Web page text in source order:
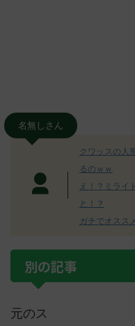
名無しさん
クワッスの人
るのｗｗ
え！？ミライ
と！？
ガチでオスス
別の記事
元のス